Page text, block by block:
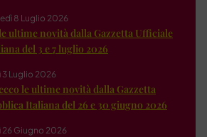
8 Luglio 2026
ultime novità dalla Gazzetta Ufficiale
del 3 e 7 luglio 2026
3 Luglio 2026
le ultime novità dalla Gazzetta
Italiana del 26 e 30 giugno 2026
26 Giugno 2026